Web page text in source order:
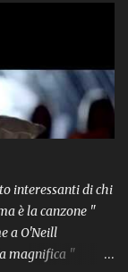
interessanti di chi
è la canzone "
a O'Neill
magnifica "